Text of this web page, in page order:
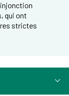
qui ont
strictes